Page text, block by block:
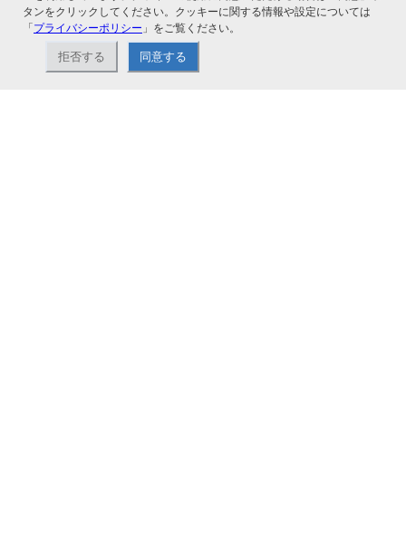
タンをクリックしてください。クッキーに関する情報や設定については
「プライバシーポリシー 」をご覧ください。
拒否する 同意する